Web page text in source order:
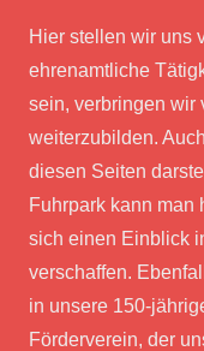
Hier stellen wir uns
ehrenamtliche
sein, verbringen wir
weiterzubilden.
diesen Seiten
Fuhrpark kann man
sich einen Einblick
verschaffen.
in unsere 150-
Förderverein, der